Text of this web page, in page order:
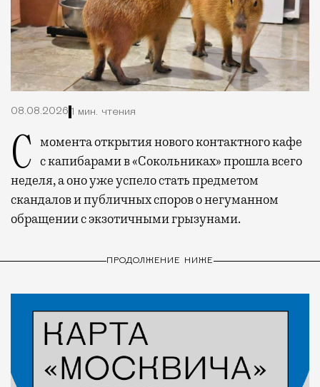
08.08.2026 1 мин. чтения
С момента открытия нового контактного кафе с капибарами в «Сокольниках» прошла всего
неделя, а оно уже успело стать предметом
скандалов и публичных споров о негуманном
обращении с экзотичными грызунами.
ПРОДОЛЖЕНИЕ НИЖЕ